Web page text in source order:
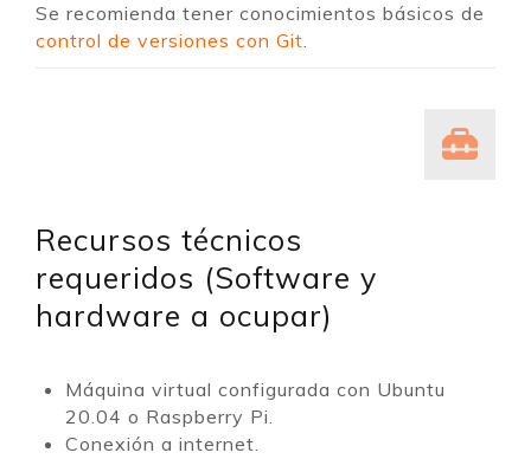
Se recomienda tener conocimientos básicos de
control de versiones con Git.
Recursos técnicos
requeridos (Software y
hardware a ocupar)
Máquina virtual configurada con Ubuntu
20.04 o Raspberry Pi.
Conexión a internet.